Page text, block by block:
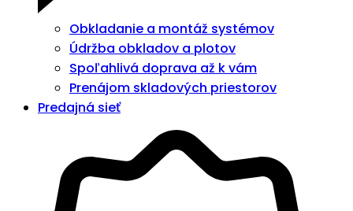
Obkladanie a montáž systémov
Údržba obkladov a plotov
Spoľahlivá doprava až k vám
Prenájom skladových priestorov
Predajná sieť